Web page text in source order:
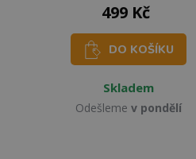
499 Kč
DO KOŠÍKU
Skladem
Odešleme v pondělí